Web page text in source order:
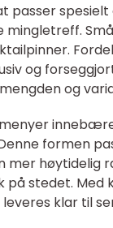
passer
mingletreff.
og
og
formen
mer høytidelig
på stedet. Med
klar til